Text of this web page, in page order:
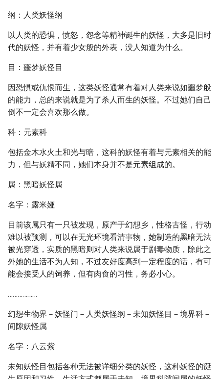
纲：人类妖怪纲
以人类的恐惧，愤怒，怨念等精神诞生的妖怪，大多是旧时
代的妖怪，并有着少女般的外表，没人知道为什么。
目：噩梦妖怪目
因恐惧或仇恨而生，这类妖怪通常有着对人类来说如噩梦般
的能力，总的来说就是为了杀人而生的妖怪。不过她们自己
倒不一定会喜欢那么做。
科：元素科
包括金木水火土和光与暗，这科的妖怪有着与元素相关的能
力，但与妖精不同，她们本身并不是元素组成的。
属：黑暗妖怪属
名字：露米娅
目前该属只有一只被发现，原产于幻想乡，性格古怪，行动
难以被预测，可以在无光环境看清事物，她制造的黑暗无法
被光穿透，实质的黑暗则对人类来说属于剧毒物质，除此之
外她的生活不为人知，不过友好度高到一定程度的话，有可
能会接受人的饲养，但有肉食的习性，务必小心。
………………
幻想生物界－妖怪门－人类妖怪纲－未知妖怪目－境界科－
间隙妖怪属
名字：八云紫
未知妖怪目包括各种无法被详细分类的妖怪，这种妖怪的诞